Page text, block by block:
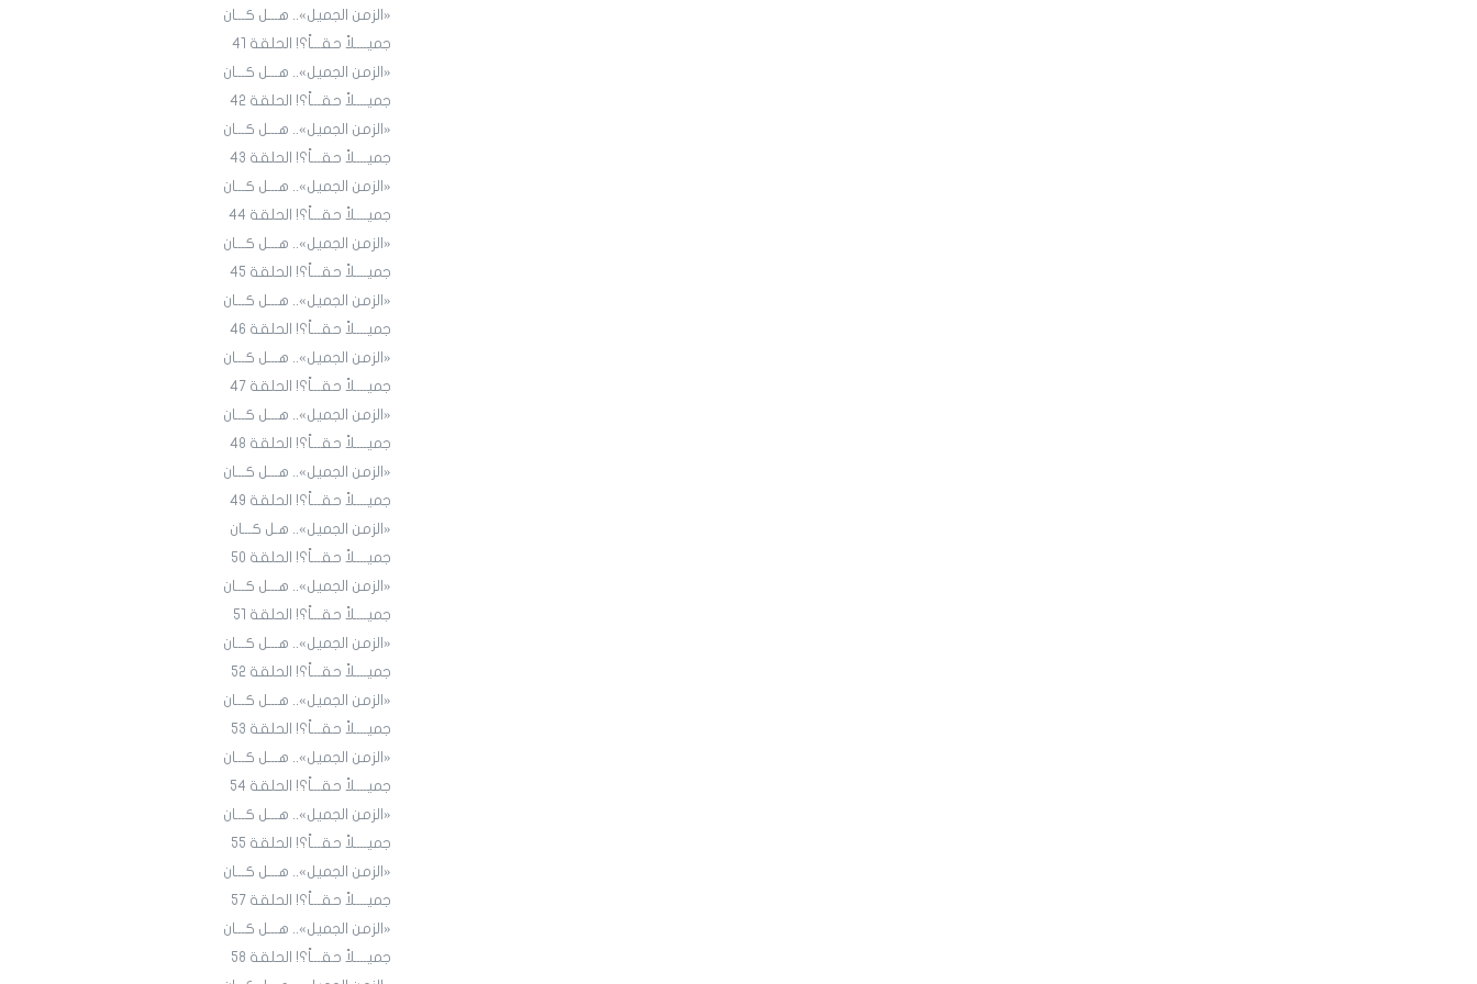
«الزمن الجميل».. هـــل كـــان
جميــــلاً حقـــاً؟! الحلقة 4١
«الزمن الجميل».. هـــل كـــان
جميــــلاً حقـــاً؟! الحلقة 4٢
«الزمن الجميل».. هـــل كـــان
جميــــلاً حقـــاً؟! الحلقة 43
«الزمن الجميل».. هـــل كـــان
جميــــلاً حقـــاً؟! الحلقة 44
«الزمن الجميل».. هـــل كـــان
جميــــلاً حقـــاً؟! الحلقة 45
«الزمن الجميل».. هـــل كـــان
جميــــلاً حقـــاً؟! الحلقة ٤٦
«الزمن الجميل».. هـــل كـــان
جميــــلاً حقـــاً؟! الحلقة ٤7
«الزمن الجميل».. هـــل كـــان
جميــــلاً حقـــاً؟! الحلقة ٤٨
«الزمن الجميل».. هـــل كـــان
جميــــلاً حقـــاً؟! الحلقة ٤9
«الزمن الجميل».. هـل كـــان
جميــــلاً حقـــاً؟! الحلقة ٥٠
«الزمن الجميل».. هـــل كـــان
جميــــلاً حقـــاً؟! الحلقة ٥١
«الزمن الجميل».. هـــل كـــان
جميــــلاً حقـــاً؟! الحلقة 52
«الزمن الجميل».. هـــل كـــان
جميــــلاً حقـــاً؟! الحلقة 53
«الزمن الجميل».. هـــل كـــان
جميــــلاً حقـــاً؟! الحلقة 54
«الزمن الجميل».. هـــل كـــان
جميــــلاً حقـــاً؟! الحلقة 55
«الزمن الجميل».. هـــل كـــان
جميــــلاً حقـــاً؟! الحلقة 57
«الزمن الجميل».. هـــل كـــان
جميــــلاً حقـــاً؟! الحلقة 58